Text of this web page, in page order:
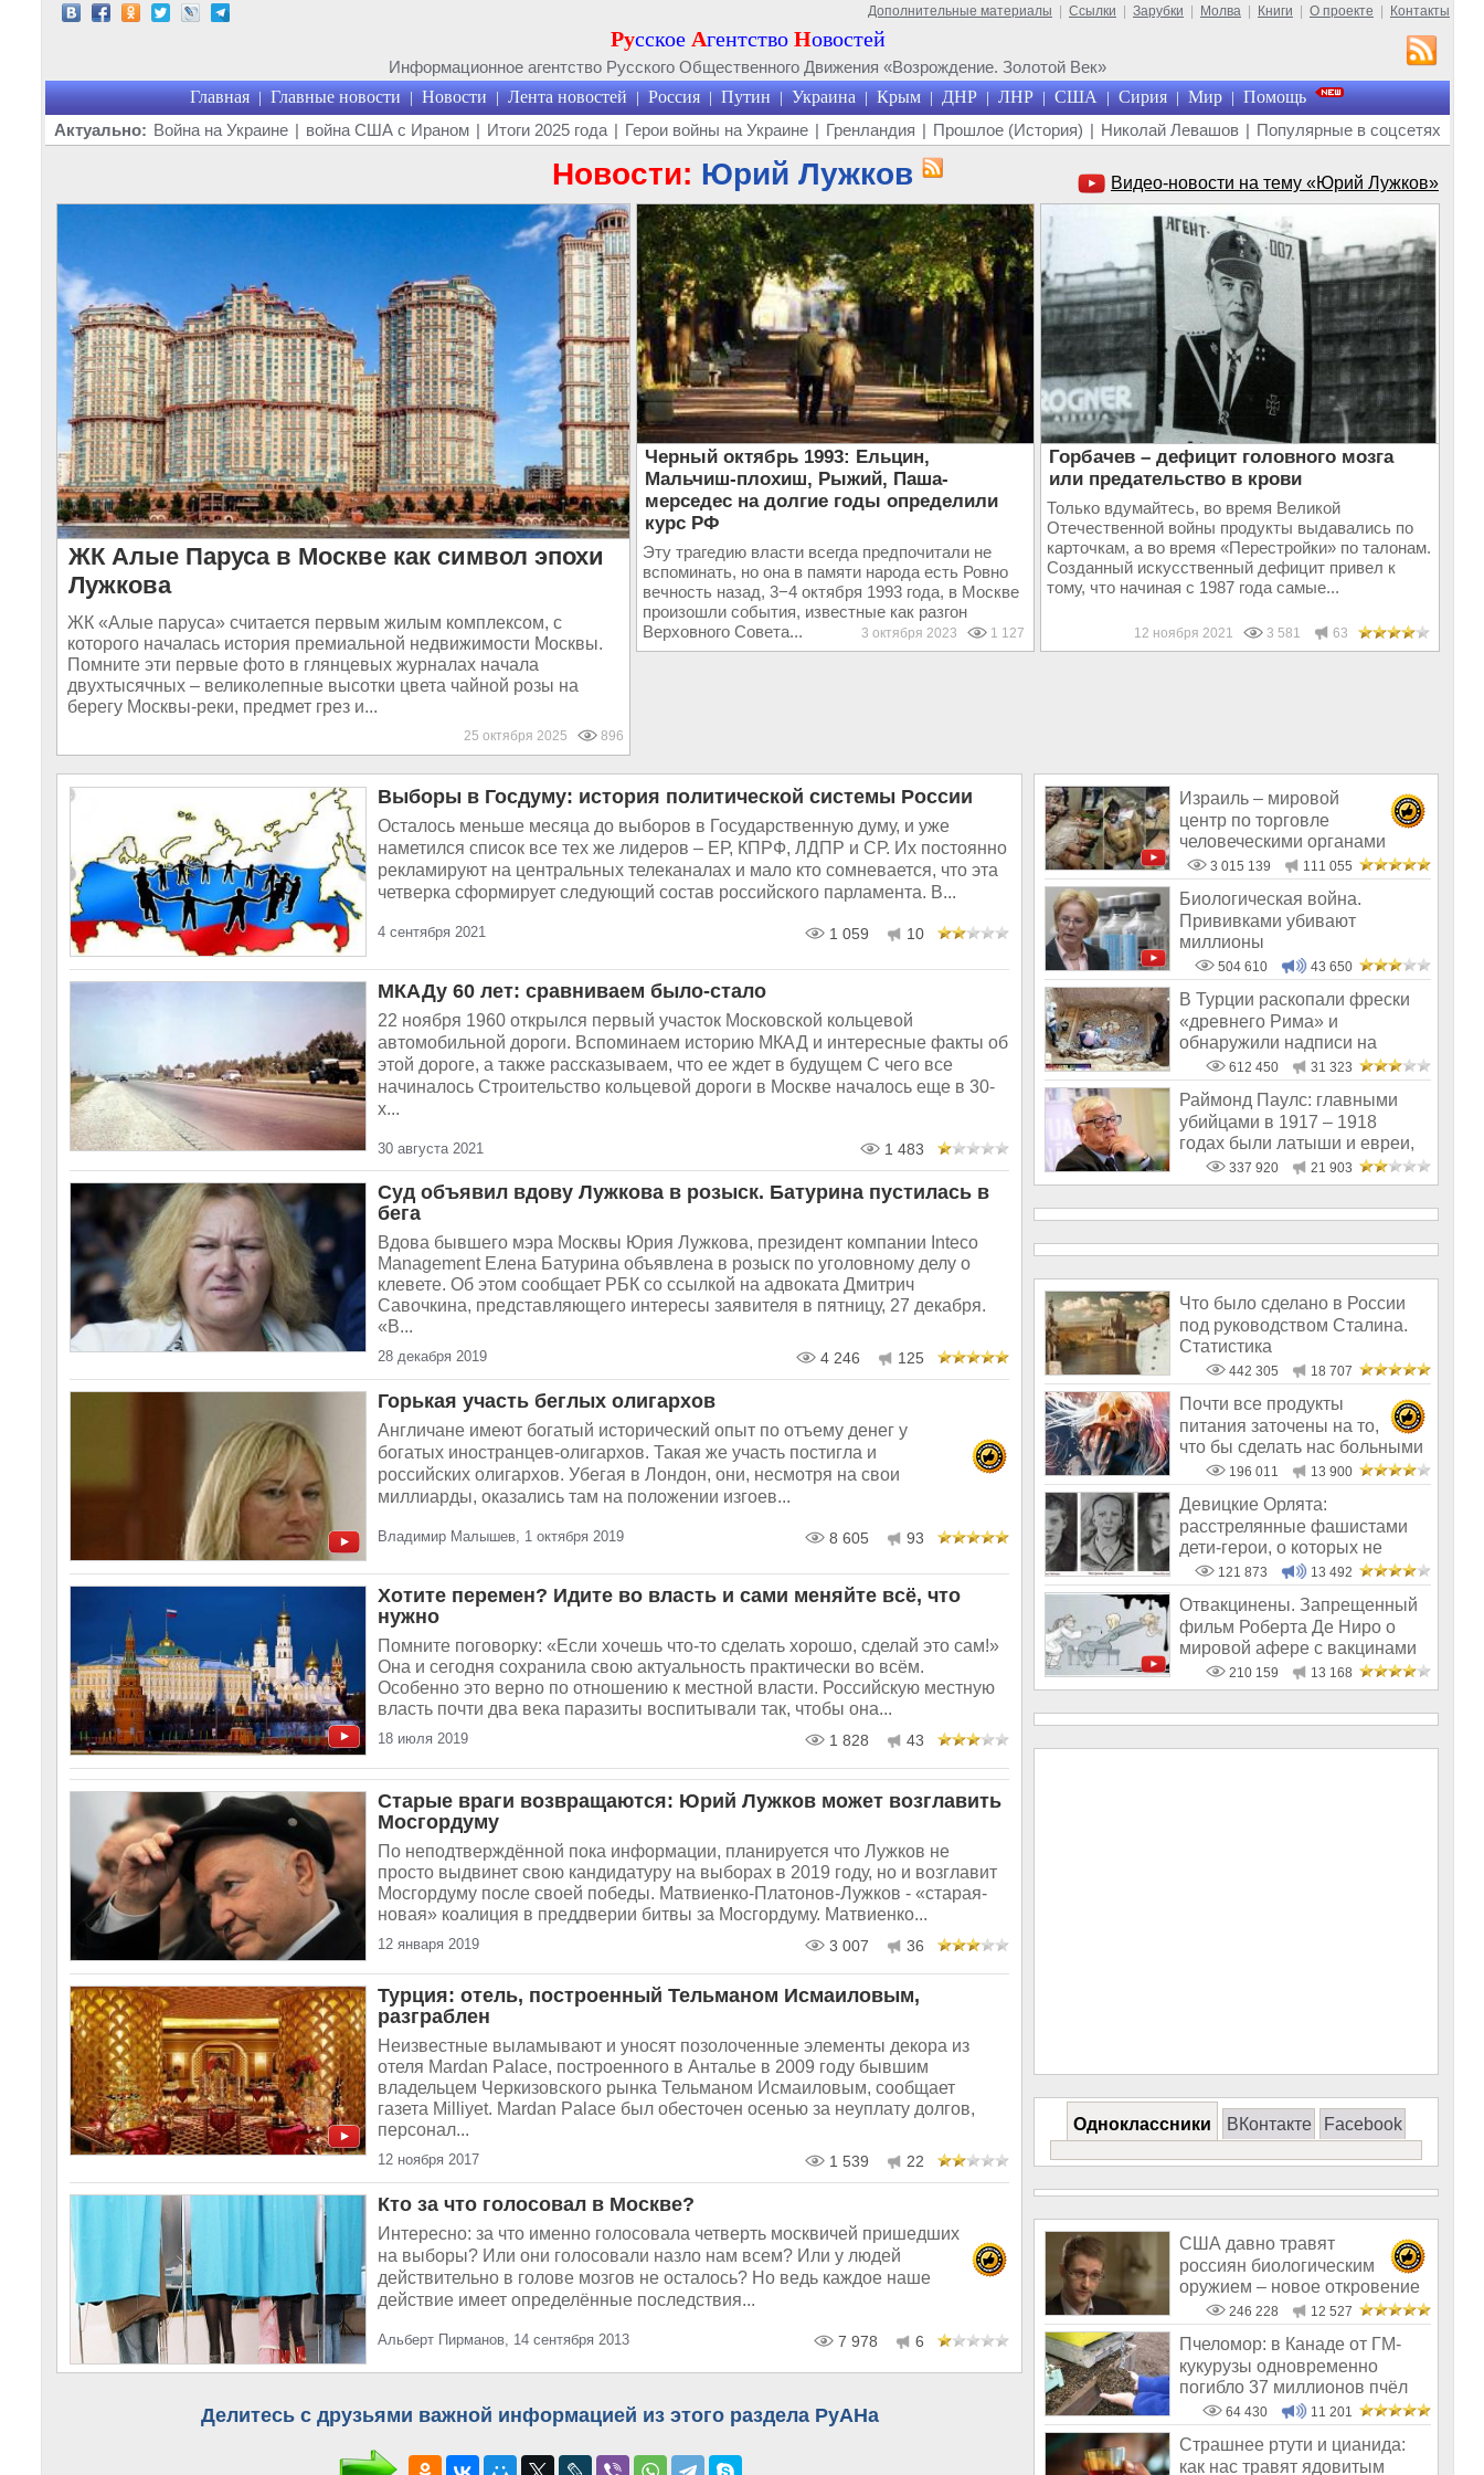
Дополнительные материалы Ссылки Зарубки Молва Книги О проекте Контакты
Русское Агентство Новостей
Информационное агентство Русского Общественного Движения «Возрождение. Золотой Век»
Главная | Главные новости | Новости | Лента новостей | Россия | Путин | Украина | Крым | ДНР | ЛНР | США | Сирия | Мир | Помощь
Актуально: Война на Украине | война США с Ираном | Итоги 2025 года | Герои войны на Украине | Гренландия | Прошлое (История) | Николай Левашов | Популярные в соцсетях
Новости: Юрий Лужков Видео-новости на тему «Юрий Лужков»
ЖК Алые Паруса в Москве как символ эпохи
Лужкова
ЖК «Алые паруса» считается первым жилым комплексом, с
которого началась история премиальной недвижимости Москвы.
Помните эти первые фото в глянцевых журналах начала
двухтысячных – великолепные высотки цвета чайной розы на
берегу Москвы-реки, предмет грез и...
25 октября 2025 896
Черный октябрь 1993: Ельцин,
Мальчиш-плохиш, Рыжий, Паша-
мерседес на долгие годы определили
курс РФ
Эту трагедию власти всегда предпочитали не
вспоминать, но она в памяти народа есть Ровно
вечность назад, 3−4 октября 1993 года, в Москве
произошли события, известные как разгон
Верховного Совета...
3 октября 2023 1 127
Горбачев – дефицит головного мозга
или предательство в крови
Только вдумайтесь, во время Великой
Отечественной войны продукты выдавались по
карточкам, а во время «Перестройки» по талонам.
Созданный искусственный дефицит привел к
тому, что начиная с 1987 года самые...
12 ноября 2021 3 581 63
Выборы в Госдуму: история политической системы России
Осталось меньше месяца до выборов в Государственную думу, и уже
наметился список все тех же лидеров – ЕР, КПРФ, ЛДПР и СР. Их постоянно
рекламируют на центральных телеканалах и мало кто сомневается, что эта
четверка сформирует следующий состав российского парламента. В...
4 сентября 2021 1 059 10
МКАДу 60 лет: сравниваем было-стало
22 ноября 1960 открылся первый участок Московской кольцевой
автомобильной дороги. Вспоминаем историю МКАД и интересные факты об
этой дороге, а также рассказываем, что ее ждет в будущем С чего все
начиналось Строительство кольцевой дороги в Москве началось еще в 30-
х...
30 августа 2021 1 483
Суд объявил вдову Лужкова в розыск. Батурина пустилась в
бега
Вдова бывшего мэра Москвы Юрия Лужкова, президент компании Inteco
Management Елена Батурина объявлена в розыск по уголовному делу о
клевете. Об этом сообщает РБК со ссылкой на адвоката Дмитрич
Савочкина, представляющего интересы заявителя в пятницу, 27 декабря.
«В...
28 декабря 2019 4 246 125
Горькая участь беглых олигархов
Англичане имеют богатый исторический опыт по отъему денег у
богатых иностранцев-олигархов. Такая же участь постигла и
российских олигархов. Убегая в Лондон, они, несмотря на свои
миллиарды, оказались там на положении изгоев...
Владимир Малышев, 1 октября 2019 8 605 93
Хотите перемен? Идите во власть и сами меняйте всё, что
нужно
Помните поговорку: «Если хочешь что-то сделать хорошо, сделай это сам!»
Она и сегодня сохранила свою актуальность практически во всём.
Особенно это верно по отношению к местной власти. Российскую местную
власть почти два века паразиты воспитывали так, чтобы она...
18 июля 2019 1 828 43
Старые враги возвращаются: Юрий Лужков может возглавить
Мосгордуму
По неподтверждённой пока информации, планируется что Лужков не
просто выдвинет свою кандидатуру на выборах в 2019 году, но и возглавит
Мосгордуму после своей победы. Матвиенко-Платонов-Лужков - «старая-
новая» коалиция в преддверии битвы за Мосгордуму. Матвиенко...
12 января 2019 3 007 36
Турция: отель, построенный Тельманом Исмаиловым,
разграблен
Неизвестные выламывают и уносят позолоченные элементы декора из
отеля Mardan Palace, построенного в Анталье в 2009 году бывшим
владельцем Черкизовского рынка Тельманом Исмаиловым, сообщает
газета Milliyet. Mardan Palace был обесточен осенью за неуплату долгов,
персонал...
12 ноября 2017 1 539 22
Кто за что голосовал в Москве?
Интересно: за что именно голосовала четверть москвичей пришедших
на выборы? Или они голосовали назло нам всем? Или у людей
действительно в голове мозгов не осталось? Но ведь каждое наше
действие имеет определённые последствия...
Альберт Пирманов, 14 сентября 2013 7 978 6
Делитесь с друзьями важной информацией из этого раздела РуАНа
Израиль – мировой
центр по торговле
человеческими органами
3 015 139 111 055
Биологическая война.
Прививками убивают
миллионы
504 610 43 650
В Турции раскопали фрески
«древнего Рима» и
обнаружили надписи на
Русском!612 450 31 323
Раймонд Паулс: главными
убийцами в 1917 – 1918
годах были латыши и евреи,
а не русс337 920 21 903
Что было сделано в России
под руководством Сталина.
Статистика
442 305 18 707
Почти все продукты
питания заточены на то,
что бы сделать нас больными
и бесплодным
196 011 13 900
Девицкие Орлята:
расстрелянные фашистами
дети-герои, о которых не
рассказывают в шк
121 873 13 492
Отвакцинены. Запрещенный
фильм Роберта Де Ниро о
мировой афере с вакцинами
210 159 13 168
Одноклассники ВКонтакте Facebook
США давно травят
россиян биологическим
оружием – новое откровение
Эдварда Сноудена
246 228 12 527
Пчеломор: в Канаде от ГМ-
кукурузы одновременно
погибло 37 миллионов пчёл
64 430 11 201
Страшнее ртути и цианида:
как нас травят ядовитым